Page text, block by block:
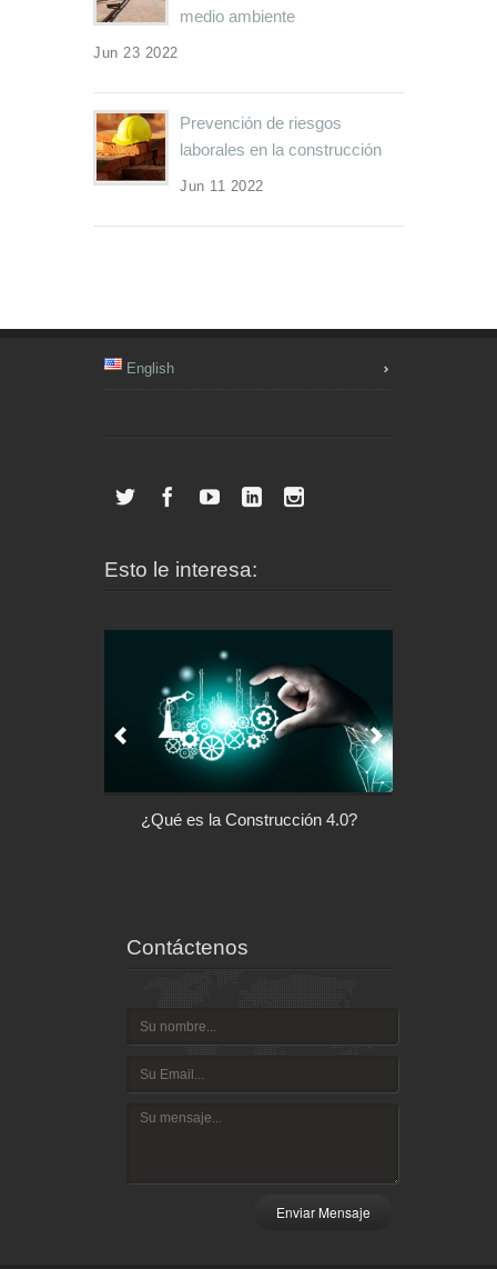
medio ambiente
Jun 23 2022
Prevención de riesgos
laborales en la construcción
Jun 11 2022
English
Esto le interesa:
¿Qué es la Construcción 4.0?
Contáctenos
Enviar Mensaje